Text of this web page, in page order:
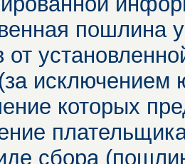
пошлина
от
исключением
которых
сбора